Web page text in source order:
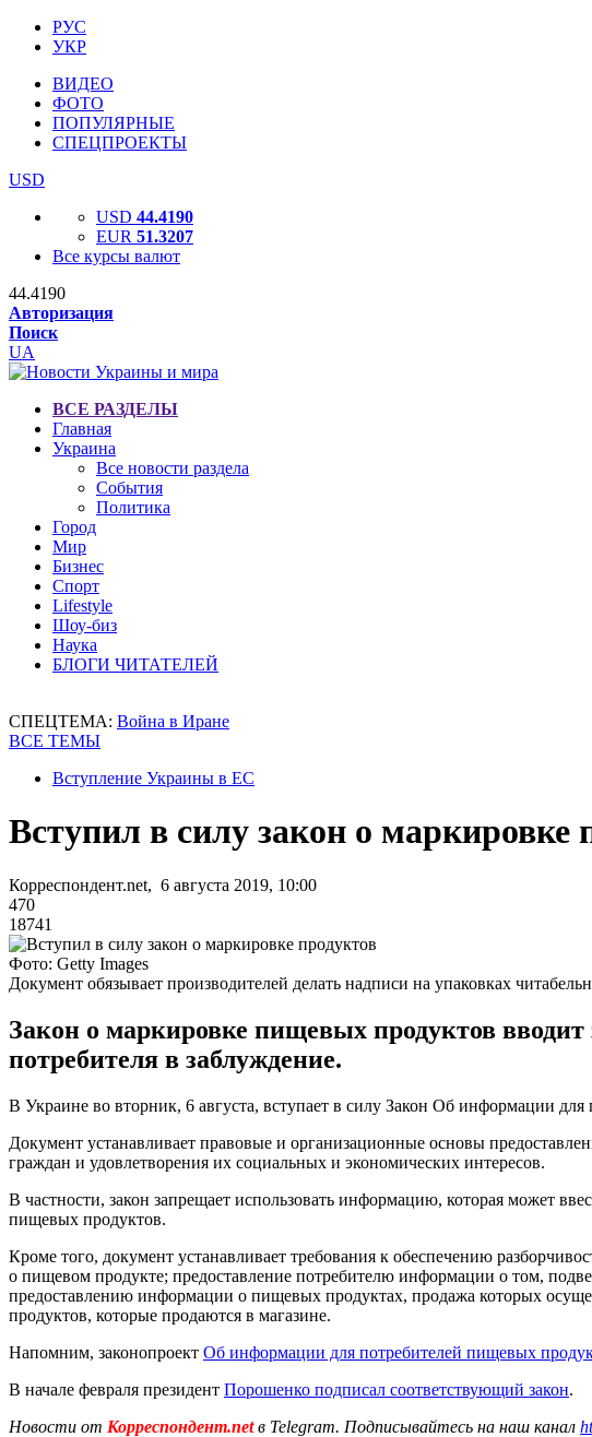
РУС
УКР
ВИДЕО
ФОТО
ПОПУЛЯРНЫЕ
СПЕЦПРОЕКТЫ
USD
USD 44.4190
EUR 51.3207
Все курсы валют
44.4190
Авторизация
Поиск
UA
ВСЕ РАЗДЕЛЫ
Главная
Украина
Все новости раздела
События
Политика
Город
Мир
Бизнес
Спорт
Lifestyle
Шоу-биз
Наука
БЛОГИ ЧИТАТЕЛЕЙ
СПЕЦТЕМА: Война в Иране
ВСЕ ТЕМЫ
Вступление Украины в ЕС
Вступил в силу закон о маркировке
Корреспондент.net, 6 августа 2019, 10:00
470
18741
Фото: Getty Images
Документ обязывает производителей делать надписи на упаковках
Закон о маркировке пищевых продуктов
потребителя в заблуждение.
В Украине во вторник, 6 августа, вступает в силу Закон Об информации
Документ устанавливает правовые и организационные основы
граждан и удовлетворения их социальных и экономических интересов.
В частности, закон запрещает использовать информацию, которая может
пищевых продуктов.
Кроме того, документ устанавливает требования к обеспечению
о пищевом продукте; предоставление потребителю информации о том,
предоставлению информации о пищевых продуктах, продажа которых
продуктов, которые продаются в магазине.
Напомним, законопроект Об информации для потребителей пищевых
В начале февраля президент Порошенко подписал соответствующий закон.
Новости от Корреспондент.netв Telegram. Подписывайтесь на наш канал